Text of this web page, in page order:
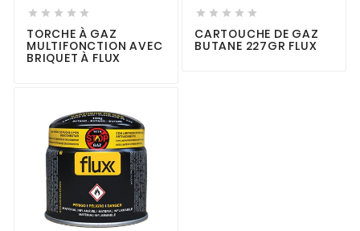
    
TORCHE À GAZ
MULTIFONCTION AVEC
BRIQUET À FLUX
    
CARTOUCHE DE GAZ
BUTANE 227GR FLUX